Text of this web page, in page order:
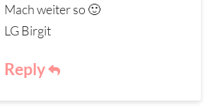
Mach weiter so 🙂
LG Birgit
Reply